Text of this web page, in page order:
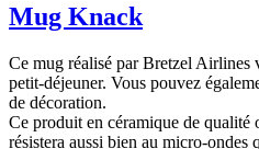
Mug Knack
Ce mug réalisé par Bretzel Airlines
petit-déjeuner. Vous pouvez
de décoration.
Ce produit en céramique de qualité
résistera aussi bien au micro-ondes